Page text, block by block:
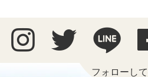
フォローして